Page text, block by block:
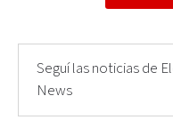
Seguí las noticias de
News